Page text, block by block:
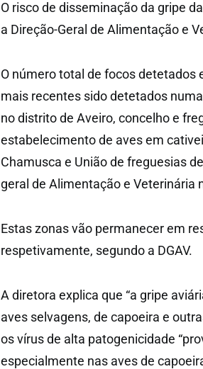
O risco de disseminação da gripe
a Direção-Geral de Alimentação e
O número total de focos detetados
mais recentes sido detetados
no distrito de Aveiro, concelho e
estabelecimento de aves em
Chamusca e União de freguesias
geral de Alimentação e Veterinária
Estas zonas vão permanecer em
respetivamente, segundo a DGAV.
A diretora explica que “a gripe
aves selvagens, de capoeira e
os vírus de alta patogenicidade
especialmente nas aves de